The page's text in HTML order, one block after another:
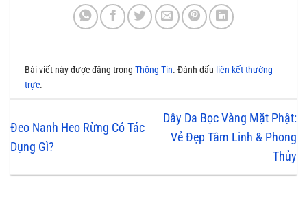
Bài viết này được đăng trongThông Tin. Đánh dấu liên kết thường
trực.
Đeo Nanh Heo Rừng Có Tác
Dụng Gì?
Dây Da Bọc Vàng Mặt Phật:
Vẻ Đẹp Tâm Linh & Phong
Thủy